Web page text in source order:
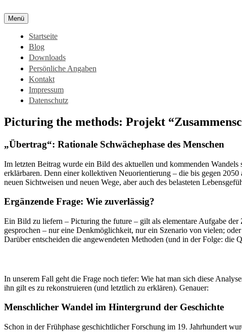
Inhalt
springen
Menü
Startseite
Blog
Downloads
Persönliche Angaben
Kontakt
Impressum
Datenschutz
Picturing the methods: Projekt
„Übertrag“: Rationale Schwächephase des Menschen
Im letzten Beitrag wurde ein Bild des aktuellen und kommenden
erklärbaren. Denn einer kollektiven Neuorientierung – die bis gegen
neuen Sichtweisen und neuen Wege, aber auch des belasteten
Ergänzende Frage: Wie zuverlässig?
Ein Bild zu liefern – Picturing the future – gilt als elementare Aufgabe
gesprochen – nur eine Denkmöglichkeit, nur ein Szenario von vielen;
Darüber entscheiden die angewendeten Methoden (und in der Folge: die
In unserem Fall geht die Frage noch tiefer: Wie hat man sich diese
ihn gilt es zu rekonstruieren (und letztlich zu erklären). Genauer:
Menschlicher Wandel im Hintergrund der Geschichte
Schon in der Frühphase geschichtlicher Forschung im 19. Jahrhundert